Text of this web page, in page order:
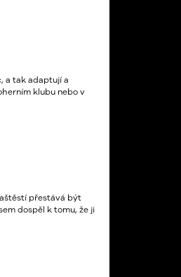
a tak adaptují a
klubu nebo v
přestává být
dospěl k tomu, že ji